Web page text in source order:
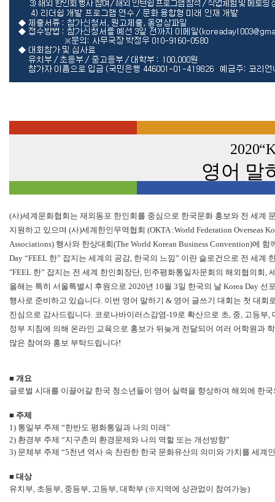
영어 말
(사)세계문화협회는 재외동포 한인회를 중심으로 한국문화 홍보와 전 세계
지원하고 있으며 (사)세계한인무역협회 (OKTA :World Federation Overseas
Associations) 행사와 한상대회(The World Korean Business Convention)에 함
Day “FEEL 한” 잡지는 세계의 공감, 한국의 느낌” 이란 슬로건으로 전 세계
"FEEL 한” 잡지는 전 세계 한인회장단, 민주평화통일자문회의 해외협의회,
올해는 특히 서울특별시 후원 으로 2020년 10월 3일 한국의 날 Korea Day 선
행사로 준비하고 있습니다. 이번 영어 말하기 & 영어 글쓰기 대회는 첫 대회
진심으로 감사드립니다. 코로나바이러스감염-19로 확산으로 초, 중, 고등부,
정부 지침에 의해 온라인 교육으로 홍보가 뒤늦게 전달되어 여러 어학원과
많은 참여와 홍보 부탁드립니다!
■ 개요
글로벌 시대를 이끌어갈 한국 청소년들이 영어 실력을 향상하여 해외에 한
■ 주제
1) 통일부 주제 “한반도 평화통일과 나의 미래”
2) 환경부 주제 “지구촌의 환경문제와 나의 역할 또는 개선방향”
3) 문체부 주제 “5천년 역사 속 찬란한 한국 문화유산의 의미와 가치를 세계
■ 대상
유치부, 초등부, 중등부, 고등부, 대학부 (※ 지역에 상관없이 참여가능)